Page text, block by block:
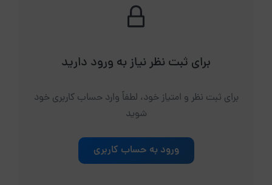
برای ثبت نظر نیاز به ورود دارید
برای ثبت نظر و امتیاز خود، لطفاً وارد حساب کاربری خود
شوید
ورود به حساب کاربری